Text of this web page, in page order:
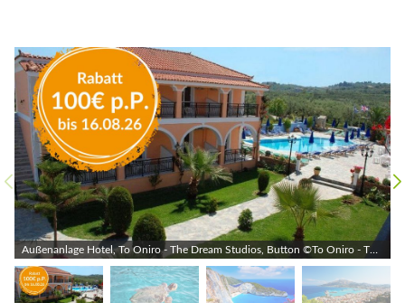
Außenanlage Hotel, To Oniro - The Dream Studios, Button ©To Oniro - The Dream Studios - momento